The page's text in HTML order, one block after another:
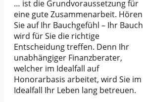
… ist die Grundvoraussetzung für
eine gute Zusammenarbeit. Hören
Sie auf Ihr Bauchgefühl – Ihr Bauch
wird für Sie die richtige
Entscheidung treffen. Denn Ihr
unabhängiger Finanzberater,
welcher im Idealfall auf
Honorarbasis arbeitet, wird Sie im
Idealfall Ihr Leben lang betreuen.